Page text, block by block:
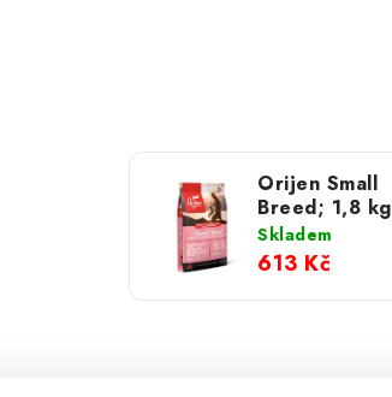
Orijen Small
Breed; 1,8 kg
Skladem
613 Kč